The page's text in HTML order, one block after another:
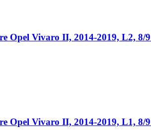
Opel Vivaro II, 2014-2019, L2, 8/9
Opel Vivaro II, 2014-2019, L1, 8/9